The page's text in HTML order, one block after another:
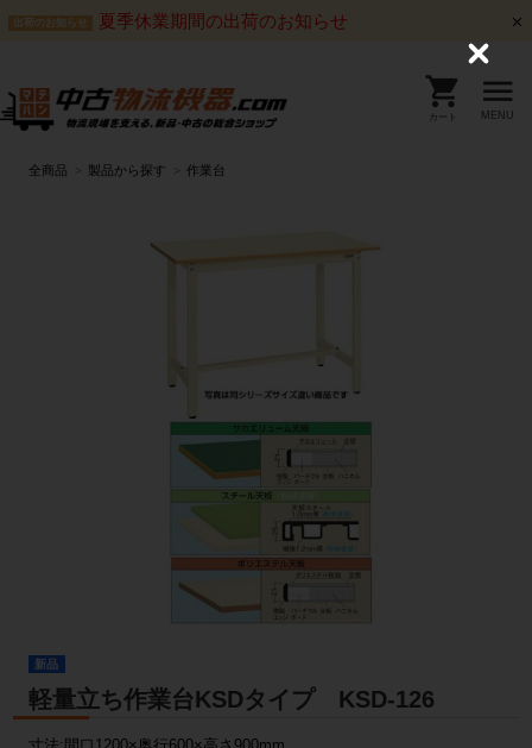
出荷のお知らせ 夏季休業期間の出荷のお知らせ
カート MENU
全商品 製品から探す 作業台
新品
軽量立ち作業台KSDタイプ KSD-126
C
o
s